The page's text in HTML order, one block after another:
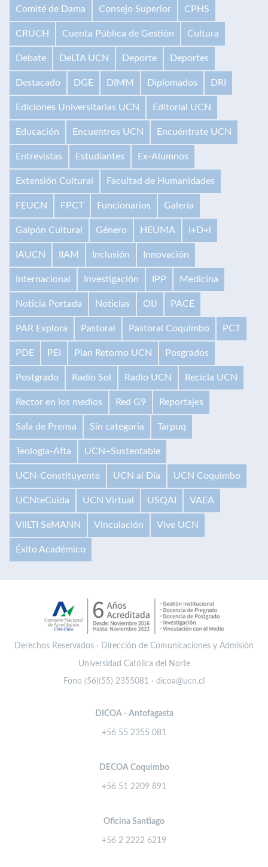
Comité de Dama Consejo Superior CPHS
CRUCH Cuenta Pública de Gestión Cultura
Debate DeLTA UCN Deporte Deportes
Destacado DGE DIMM Diplomados DRI
Ediciones Universitarias UCN Editorial UCN
Educación Encuentros UCN Encuéntrate UCN
Entrevistas Estudiantes Ex-Alumnos
Extensión Cultural Facultad de Humanidades
FEUCN FPCT Funcionarios Galería
Galpón Cultural Género HEUMA I+D+i
IAUCN IIAM Inclusión Innovación
Internacional Investigación IPP Medicina
Noticia Portada Noticias OIJ PACE
PAR Explora Pastoral Pastoral Coquimbo PCT
PDE PEI Plan Retorno UCN Posgrados
Postgrado Radio Sol Radio UCN Recicla UCN
Rector en los medios Red G9 Reportajes
Sala de Prensa Sin categoría Tarpuq
Teología-Afta UCN+Sustentable
UCN-Constituyente UCN al Día UCN Coquimbo
UCNteCuida UCN Virtual USQAI VAEA
VilLTI SeMANN Vinculación Vive UCN
Éxito Académico
Derechos Reservados · Dirección de Comunicaciones y Admisión
Universidad Católica del Norte
Fono (56)(55) 2355081 · dicoa@ucn.cl
DICOA - Antofagasta
+56 55 2355 081
DECOA Coquimbo
+56 51 2209 891
Oficina Santiago
+56 2 2222 6219